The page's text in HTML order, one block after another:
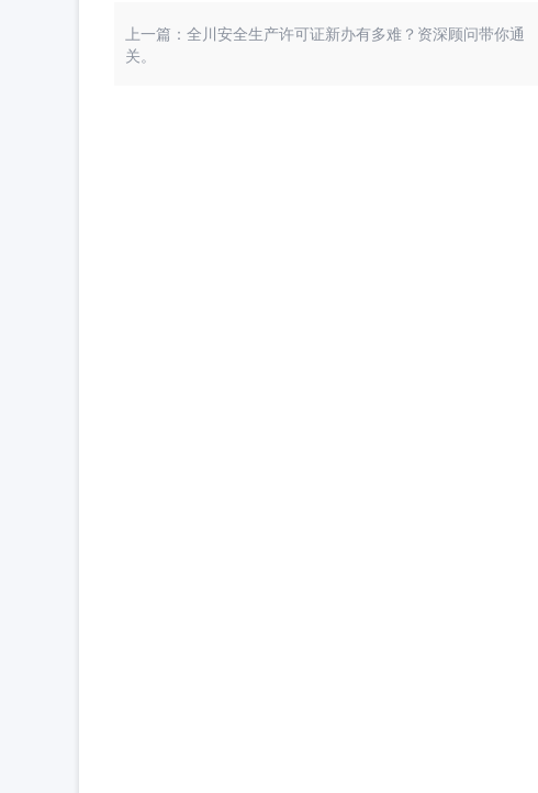
上一篇：全川安全生产许可证新办有多难？资深顾问带你通
关。